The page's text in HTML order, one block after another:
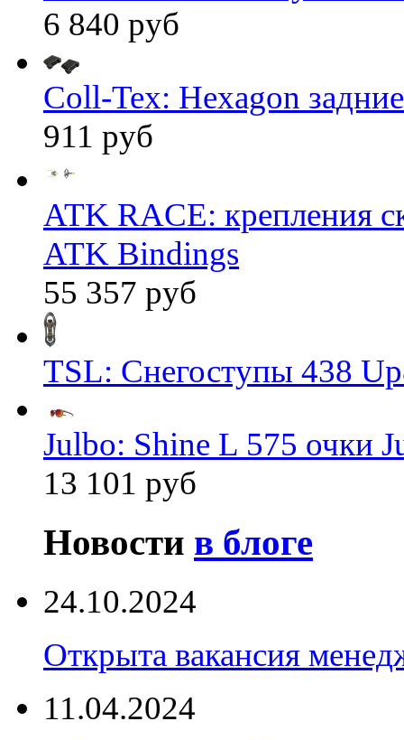
6 840 руб
Coll-Tex: Hexagon
911 руб
ATK RACE: крепления
ATK Bindings
55 357 руб
TSL: Снегоступы 438
Julbo: Shine L 575 очки
13 101 руб
Новости в блоге
24.10.2024
Открыта вакансия
11.04.2024